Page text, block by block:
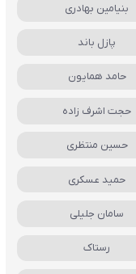
بنیامین بهادری
پازل باند
حامد همایون
حجت اشرف زاده
حسین منتظری
حمید عسکری
سامان جلیلی
رستاک